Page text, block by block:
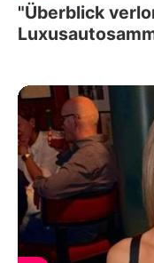
"Überblick